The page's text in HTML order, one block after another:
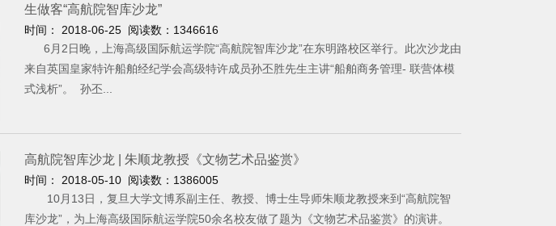
生做客“高航院智库沙龙”
时间： 2018-06-25 阅读数： 1346616
6月2日晚，上海高级国际航运学院“高航院智库沙龙”在东明路校区举行。此次沙龙由
来自英国皇家特许船舶经纪学会高级特许成员孙丕胜先生主讲“船舶商务管理- 联营体模
式浅析”。 孙丕...
高航院智库沙龙 | 朱顺龙教授《文物艺术品鉴赏》
时间： 2018-05-10 阅读数： 1386005
10月13日，复旦大学文博系副主任、教授、博士生导师朱顺龙教授来到“高航院智
库沙龙”，为上海高级国际航运学院50余名校友做了题为《文物艺术品鉴赏》的演讲。